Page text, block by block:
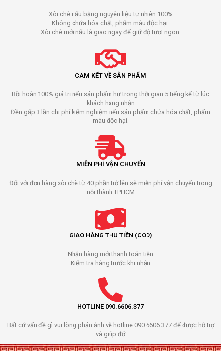
Xôi chè nấu bằng nguyên liệu tự nhiên 100%
Không chứa hóa chất, phẩm màu độc hại.
Xôi chè mới nấu là giao ngay để giữ độ tươi ngon.
CAM KẾT VỀ SẢN PHẨM
Bồi hoàn 100% giá trị nếu sản phẩm hư trong thời gian 5 tiếng kể từ lúc
khách hàng nhận
Đền gấp 3 lần chi phí kiểm nghiệm nếu sản phẩm chứa hóa chất, phẩm
màu độc hại.
MIỄN PHÍ VẬN CHUYỂN
Đối với đơn hàng xôi chè từ 40 phần trở lên sẽ miễn phí vận chuyển trong
nội thành TPHCM
GIAO HÀNG THU TIỀN (COD)
Nhận hàng mới thanh toán tiền
Kiểm tra hàng trước khi nhận
HOTLINE 090.6606.377
Bất cứ vấn đề gì vui lòng phản ảnh về hotline 090.6606.377 để được hỗ trợ
và giúp đỡ